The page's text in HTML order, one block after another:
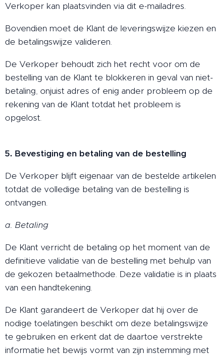
Verkoper kan plaatsvinden via dit e-mailadres.
Bovendien moet de Klant de leveringswijze kiezen en
de betalingswijze valideren.
De Verkoper behoudt zich het recht voor om de
bestelling van de Klant te blokkeren in geval van niet-
betaling, onjuist adres of enig ander probleem op de
rekening van de Klant totdat het probleem is
opgelost.
5. Bevestiging en betaling van de bestelling
De Verkoper blijft eigenaar van de bestelde artikelen
totdat de volledige betaling van de bestelling is
ontvangen.
a. Betaling
De Klant verricht de betaling op het moment van de
definitieve validatie van de bestelling met behulp van
de gekozen betaalmethode. Deze validatie is in plaats
van een handtekening.
De Klant garandeert de Verkoper dat hij over de
nodige toelatingen beschikt om deze betalingswijze
te gebruiken en erkent dat de daartoe verstrekte
informatie het bewijs vormt van zijn instemming met